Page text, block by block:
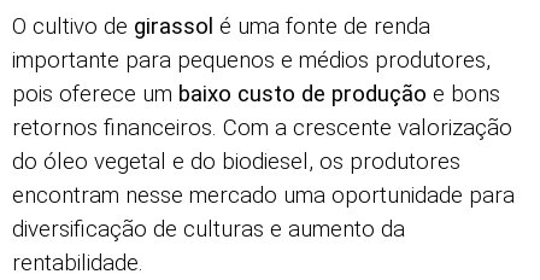
O cultivo de girassol é uma fonte de renda
importante para pequenos e médios produtores,
pois oferece um baixo custo de produção e bons
retornos financeiros. Com a crescente valorização
do óleo vegetal e do biodiesel, os produtores
encontram nesse mercado uma oportunidade para
diversificação de culturas e aumento da
rentabilidade.